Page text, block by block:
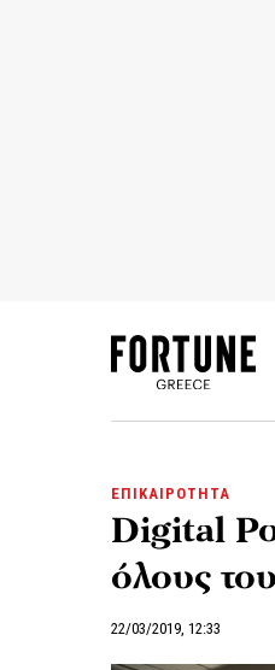
ΕΠΙΚΑΙΡΟΤΗΤΑ
Digital
όλους
22/03/2019, 12:33